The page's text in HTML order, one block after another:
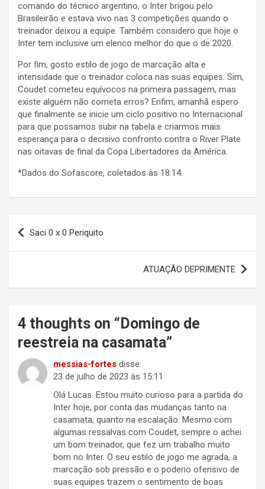
comando do técnico argentino, o Inter brigou pelo
Brasileirão e estava vivo nas 3 competições quando o
treinador deixou a equipe. Também considero que hoje o
Inter tem inclusive um elenco melhor do que o de 2020.
Por fim, gosto estilo de jogo de marcação alta e
intensidade que o treinador coloca nas suas equipes. Sim,
Coudet cometeu equívocos na primeira passagem, mas
existe alguém não cometa erros? Enfim, amanhã espero
que finalmente se inicie um ciclo positivo no Internacional
para que possamos subir na tabela e criarmos mais
esperança para o decisivo confronto contra o River Plate
nas oitavas de final da Copa Libertadores da América.
*Dados do Sofascore, coletados às 18:14.
Navegação
de
Saci 0 x 0 Periquito
ATUAÇÃO DEPRIMENTE
4 thoughts on “ Domingo de
reestreia na casamata”
messias-fortes disse:
23 de julho de 2023 às 15:11
Olá Lucas. Estou muito curioso para a partida do
Inter hoje, por conta das mudanças tanto na
casamata, quanto na escalação. Mesmo com
algumas ressalvas com Coudet, sempre o achei
um bom treinador, que fez um trabalho muito
bom no Inter. O seu estilo de jogo me agrada, a
marcação sob pressão e o poderio ofensivo de
suas equipes trazem o sentimento de boas